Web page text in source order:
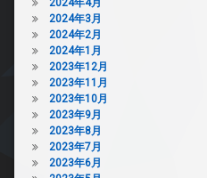
2024年4月
2024年3月
2024年2月
2024年1月
2023年12月
2023年11月
2023年10月
2023年9月
2023年8月
2023年7月
2023年6月